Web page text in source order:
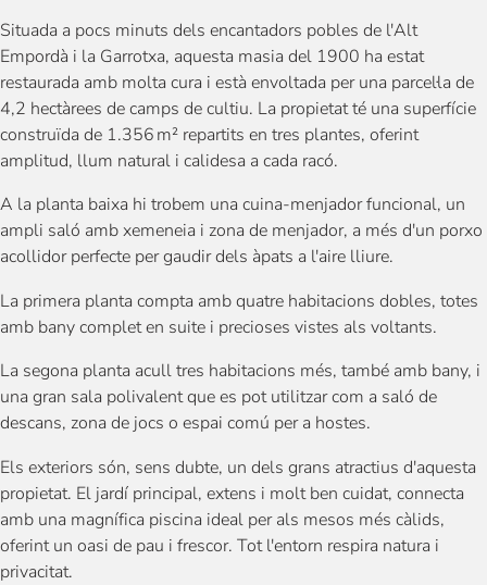
Situada a pocs minuts dels encantadors pobles de l'Alt
Empordà i la Garrotxa, aquesta masia del 1900 ha estat
restaurada amb molta cura i està envoltada per una parcel·la de
4,2 hectàrees de camps de cultiu. La propietat té una superfície
construïda de 1.356 m² repartits en tres plantes, oferint
amplitud, llum natural i calidesa a cada racó.
A la planta baixa hi trobem una cuina-menjador funcional, un
ampli saló amb xemeneia i zona de menjador, a més d'un porxo
acollidor perfecte per gaudir dels àpats a l'aire lliure.
La primera planta compta amb quatre habitacions dobles, totes
amb bany complet en suite i precioses vistes als voltants.
La segona planta acull tres habitacions més, també amb bany, i
una gran sala polivalent que es pot utilitzar com a saló de
descans, zona de jocs o espai comú per a hostes.
Els exteriors són, sens dubte, un dels grans atractius d'aquesta
propietat. El jardí principal, extens i molt ben cuidat, connecta
amb una magnífica piscina ideal per als mesos més càlids,
oferint un oasi de pau i frescor. Tot l'entorn respira natura i
privacitat.